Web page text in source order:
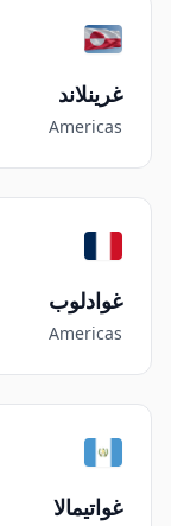
غرينلاند
Americas
غوادلوب
Americas
غواتيمالا